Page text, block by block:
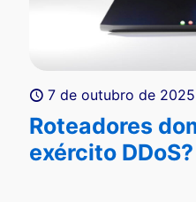
7 de outubro de 2025
Roteadores
exército DDoS?